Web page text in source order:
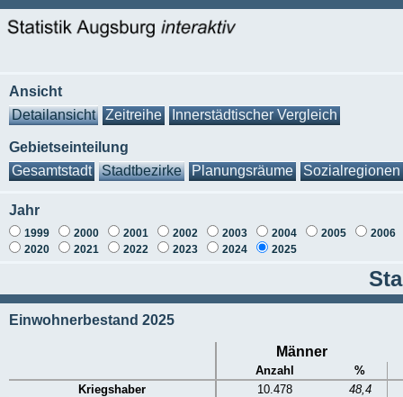
Ansicht
Detailansicht
Zeitreihe Innerstädtischer Vergleich
Gebietseinteilung
Gesamtstadt
Stadtbezirke Planungsräume Sozialregionen
Jahr
1999 2000 2001 2002 2003 2004 2005
2006
2020
2021 2022 2023 2024 2025
Einwohnerbestand 2025
Männer
Anzahl
%
Kriegshaber
10.478
48,4